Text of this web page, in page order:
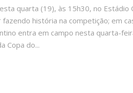
quarta (19), às 15h30, no Estádio
história na competição; em
entra em campo nesta quarta-
Copa do...